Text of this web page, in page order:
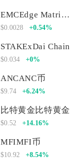
EMCEdge Matrix Chain
$0.0028 +0.54%
STAKExDai Chain
$0.034 +0%
ANCANC币
$9.74 +6.24%
比特黄金比特黄金
$0.52 +14.16%
MFIMFI币
$10.92 +8.54%